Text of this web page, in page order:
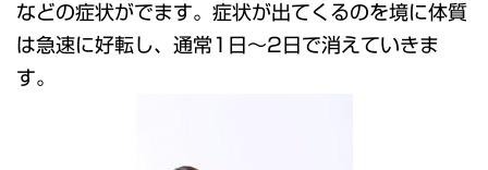
などの症状がでます。症状が出てくるのを境に体質
は急速に好転し、通常1日～2日で消えていきま
す。